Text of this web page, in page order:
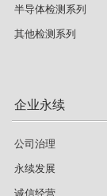
半导体检测系列
其他检测系列
企业永续
公司治理
永续发展
诚信经营